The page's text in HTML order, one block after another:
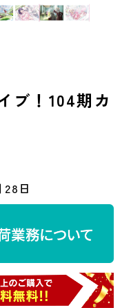
ブ！104期カ
28日